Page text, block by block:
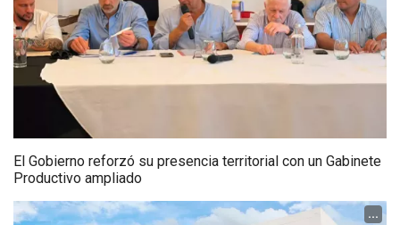
El Gobierno reforzó su presencia territorial con un Gabinete
Productivo ampliado
...